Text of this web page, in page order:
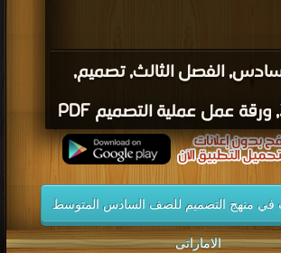
الفصل الثالث, تصميم,
في منهج التصميم للصف السادس المتوسط
الاماراتى